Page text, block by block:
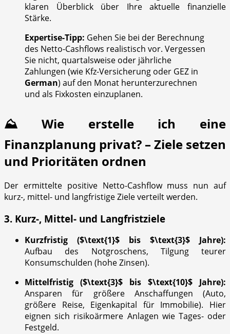
klaren Überblick über Ihre aktuelle finanzielle
Stärke.
Expertise-Tipp: Gehen Sie bei der Berechnung
des Netto-Cashflows realistisch vor. Vergessen
Sie nicht, quartalsweise oder jährliche
Zahlungen (wie Kfz-Versicherung oder GEZ in
German) auf den Monat herunterzurechnen
und als Fixkosten einzuplanen.
⛰️ Wie erstelle ich eine
Finanzplanung privat? – Ziele setzen
und Prioritäten ordnen
Der ermittelte positive Netto-Cashflow muss nun auf
kurz-, mittel- und langfristige Ziele verteilt werden.
3. Kurz-, Mittel- und Langfristziele
Kurzfristig ($\text{1}$ bis $\text{3}$ Jahre):
Aufbau des Notgroschens, Tilgung teurer
Konsumschulden (hohe Zinsen).
Mittelfristig ($\text{3}$ bis $\text{10}$ Jahre):
Ansparen für größere Anschaffungen (Auto,
größere Reise, Eigenkapital für Immobilie). Hier
eignen sich risikoärmere Anlagen wie Tages- oder
Festgeld.